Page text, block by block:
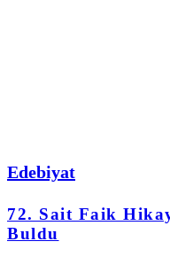
Edebiyat
72. Sait Faik
Buldu